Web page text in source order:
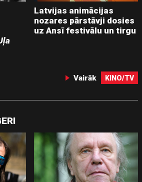
Latvijas animācijas
nozares pārstāvji dosies
uz Ansī festivālu un tirgu
Vairāk KINO/TV